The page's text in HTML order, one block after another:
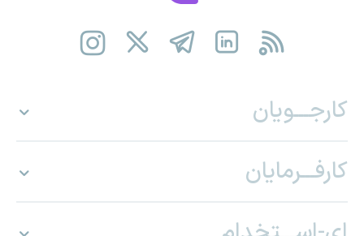
کارجـــویان
کارفـــرمایان